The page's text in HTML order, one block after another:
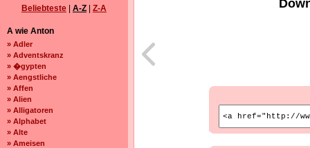
Beliebteste
A-Z Z-A
A wie Anton
» Adler
» Adventskranz
» �gypten
» Aengstliche
» Affen
» Alien
» Alligatoren
» Alphabet
» Alte
» Ameisen